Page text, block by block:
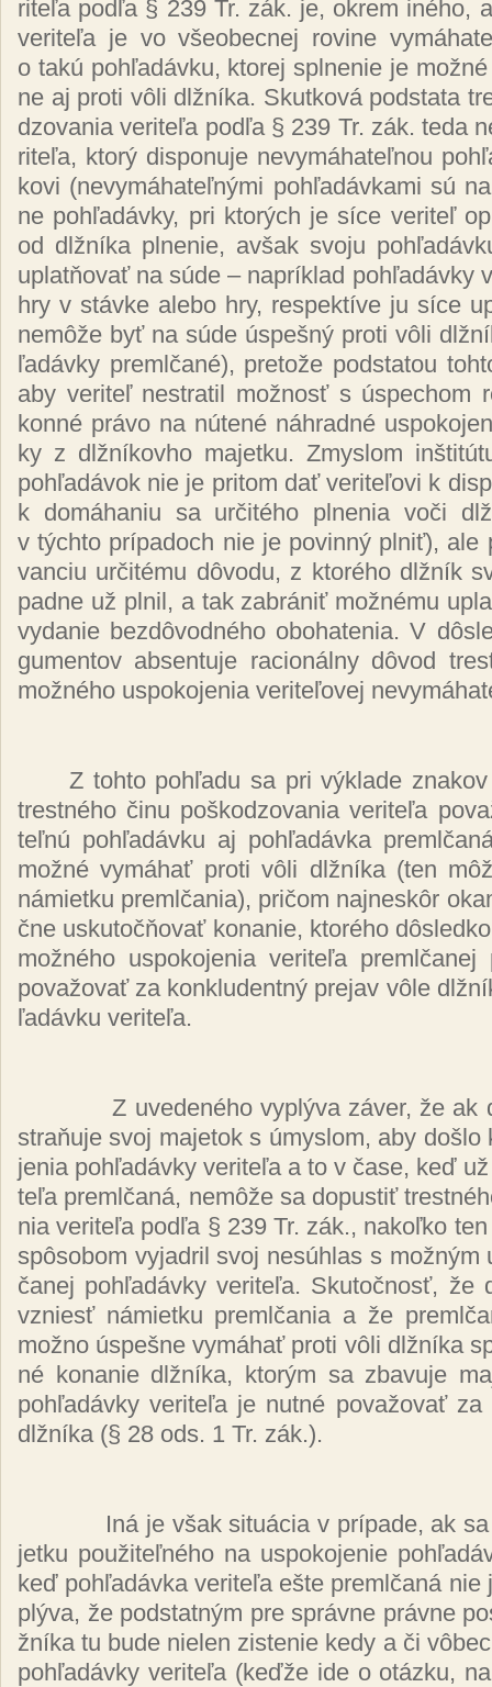
ri­te­ľa pod­ľa § 239 Tr. zák. je, ok­rem iné­ho,
ve­ri­te­ľa je vo všeo­bec­nej ro­vi­ne
o ta­kú poh­ľa­dáv­ku, kto­rej spl­ne­nie je
ne aj pro­ti vô­li dl­žní­ka. Skut­ko­vá pod­sta­ta
dzo­va­nia ve­ri­te­ľa pod­ľa § 239 Tr. zák. te­da
ri­te­ľa, kto­rý dis­po­nu­je ne­vy­má­ha­teľ­nou
ko­vi (ne­vy­má­ha­teľ­ný­mi poh­ľa­dáv­ka­mi sú
ne poh­ľa­dáv­ky, pri kto­rých je sí­ce ve­ri­teľ
od dl­žní­ka pl­ne­nie, av­šak svo­ju
up­lat­ňo­vať na sú­de – nap­rík­lad poh­ľa­dáv­ky
hry v stáv­ke ale­bo hry, res­pek­tí­ve ju sí­ce
ne­mô­že byť na sú­de ús­peš­ný pro­ti vô­li
ľa­dáv­ky preml­ča­né), pre­to­že pod­sta­tou
aby ve­ri­teľ nes­tra­til mož­nosť s ús­pe­chom
kon­né prá­vo na nú­te­né náh­rad­né
ky z dl­žní­kov­ho ma­jet­ku. Zmys­lom
poh­ľa­dá­vok nie je pri­tom dať ve­ri­te­ľo­vi k
k do­má­ha­niu sa ur­či­té­ho pl­ne­nia vo­či
v tých­to prí­pa­doch nie je po­vin­ný pl­niť),
van­ciu ur­či­té­mu dô­vo­du, z kto­ré­ho dl­žník
pad­ne už pl­nil, a tak za­brá­niť mož­né­mu
vy­da­nie bez­dô­vod­né­ho obo­ha­te­nia. V
gu­men­tov ab­sen­tu­je ra­cio­nál­ny dô­vod
mož­né­ho us­po­ko­je­nia ve­ri­te­ľo­vej
Z toh­to poh­ľa­du sa pri vý­kla­de
tres­tné­ho či­nu poš­ko­dzo­va­nia ve­ri­te­ľa
teľ­nú poh­ľa­dáv­ku aj poh­ľa­dáv­ka
mož­né vy­má­hať pro­ti vô­li dl­žní­ka (ten
ná­miet­ku preml­ča­nia), pri­čom naj­nes­kôr
čne us­ku­toč­ňo­vať ko­na­nie, kto­ré­ho
mož­né­ho us­po­ko­je­nia ve­ri­te­ľa preml­ča­nej
po­va­žo­vať za kon­klu­dent­ný pre­jav vô­le
ľa­dáv­ku ve­ri­te­ľa.
Z uve­de­né­ho vy­plý­va zá­ver, že
stra­ňu­je svoj ma­je­tok s úmys­lom, aby
je­nia poh­ľa­dáv­ky ve­ri­te­ľa a to v ča­se, keď
te­ľa preml­ča­ná, ne­mô­že sa do­pus­tiť
nia ve­ri­te­ľa pod­ľa § 239 Tr. zák., na­koľ­ko
spô­so­bom vy­jad­ril svoj ne­súh­las s
ča­nej poh­ľa­dáv­ky ve­ri­te­ľa. Sku­toč­nosť, že
vzniesť ná­miet­ku preml­ča­nia a že
mož­no ús­peš­ne vy­má­hať pro­ti vô­li dl­žní­ka
né ko­na­nie dl­žní­ka, kto­rým sa zba­vu­je
poh­ľa­dáv­ky ve­ri­te­ľa je nut­né po­va­žo­vať
dl­žní­ka (§ 28 ods. 1 Tr. zák.).
Iná je však si­tuácia v prí­pa­de, ak
jet­ku pou­ži­teľ­né­ho na us­po­ko­je­nie
keď poh­ľa­dáv­ka ve­ri­te­ľa eš­te preml­ča­ná
plý­va, že pod­stat­ným pre správ­ne práv­ne
žní­ka tu bu­de nie­len zis­te­nie ke­dy a či
poh­ľa­dáv­ky ve­ri­te­ľa (keď­že ide o otáz­ku,